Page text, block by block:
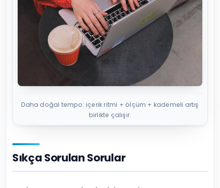
Daha doğal tempo: içerik ritmi + ölçüm + kademeli artış
birlikte çalışır.
Sıkça Sorulan Sorular